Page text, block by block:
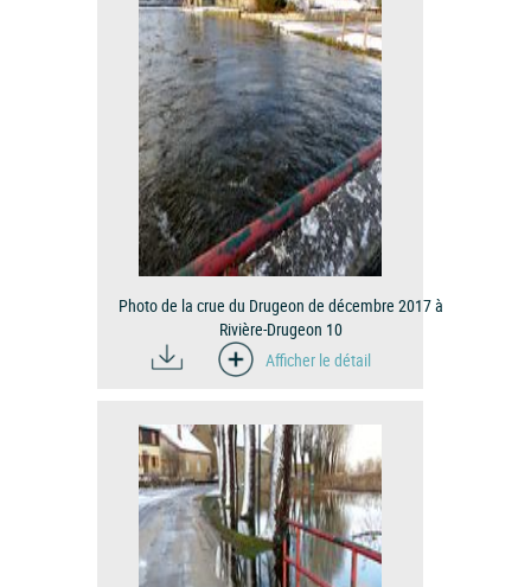
Photo de la crue du Drugeon de décembre 2017 à
Rivière-Drugeon 10
Afficher le détail